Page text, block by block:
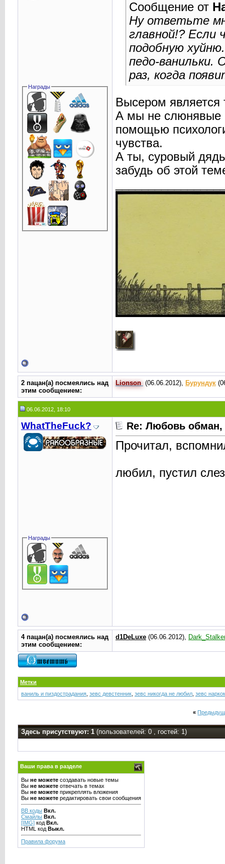
Награды
Сообщение от
Ну ответьте
главной!? Если
подобную
педо-ванильки.
раз, когда
Высером является
А мы не слюнявые
помощью
чувства.
А ты, суровый
забудь об этой
2 пацан(а) посмеялись над
этим сообщением:
Lionson (06.06.2012), Бурундук
06.06.2012, 18:10
WhatTheFuck?
Награды
Re: Любовь обман,
Прочитал,
любил, пустил
4 пацан(а) посмеялись над
этим сообщением:
d1DeLuxe(06.06.2012),
Метки
ваниль и пиздострадания, зевс девстенник, зевс никогда не любил, зевс
«
Здесь присутствуют: 1 (пользователей: 0 , гостей: 1)
Ваши права в разделе
Вы не можетесоздавать новые темы
Вы не можетеотвечать в темах
Вы не можетеприкреплять вложения
Вы не можетередактировать свои сообщения
BB коды Вкл.
Смайлы Вкл.
[IMG]код Вкл.
HTML код Выкл.
Правила форума